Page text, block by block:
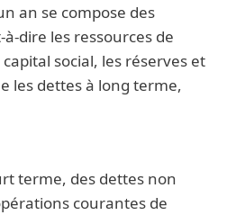
an se compose des
à-dire les ressources de
social, les réserves et
les dettes à long terme,
terme, des dettes non
courantes de